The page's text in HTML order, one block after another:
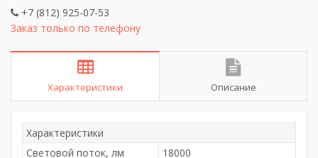
+7 (812) 925-07-53
Заказ только по телефону
Характеристики Описание
Характеристики
Световой поток, лм
18000